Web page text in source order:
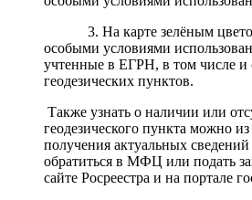
3. На карте зелёным цветом
особыми условиями
учтенные в ЕГРН, в том числе и
геодезических пунктов.
Также узнать о наличии или
геодезического пункта можно
получения актуальных
обратиться в МФЦ или подать
сайте Росреестра и на портале